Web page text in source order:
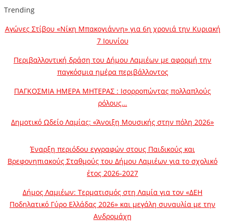
Trending
Αγώνες Στίβου «Νίκη Μπακογιάννη» για 6η χρονιά την Κυριακή
7 Ιουνίου
Περιβαλλοντική δράση του Δήμου Λαμιέων με αφορμή την
παγκόσμια ημέρα περιβάλλοντος
ΠΑΓΚΟΣΜΙΑ ΗΜΕΡΑ ΜΗΤΕΡΑΣ : Ισορροπώντας πολλαπλούς
ρόλους…
Δημοτικό Ωδείο Λαμίας: «Άνοιξη Μουσικής στην πόλη 2026»
Έναρξη περιόδου εγγραφών στους Παιδικούς και
Βρεφονηπιακούς Σταθμούς του Δήμου Λαμιέων για το σχολικό
έτος 2026-2027
Δήμος Λαμιέων: Τερματισμός στη Λαμία για τον «ΔΕΗ
Ποδηλατικό Γύρο Ελλάδας 2026» και μεγάλη συναυλία με την
Ανδρομάχη